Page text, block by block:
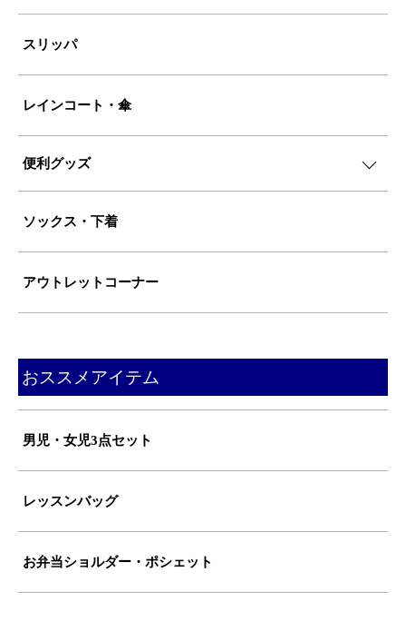
スリッパ
レインコート・傘
便利グッズ
ソックス・下着
アウトレットコーナー
おススメアイテム
男児・女児3点セット
レッスンバッグ
お弁当ショルダー・ポシェット